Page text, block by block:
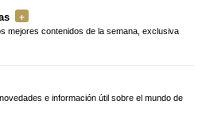
mejores contenidos de la semana, exclusiva
e información útil sobre el mundo de